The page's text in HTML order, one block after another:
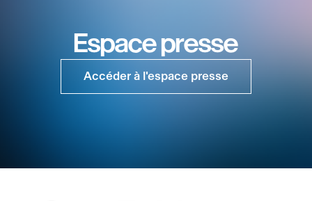
Espace presse
Accéder à l'espace presse